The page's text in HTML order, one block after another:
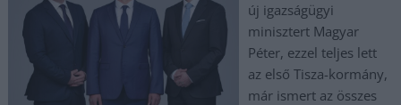
új igazságügyi
minisztert Magyar
Péter, ezzel teljes lett
az első Tisza-kormány,
már ismert az összes